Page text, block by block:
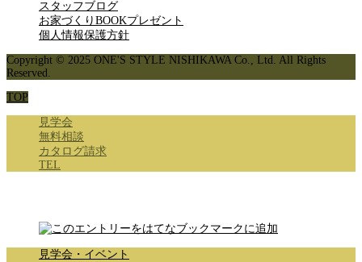
スタッフブログ
お家づくりBOOKプレゼント
個人情報保護方針
Copyright © 2025 ONE'S STYLE NISHIKAWA Co., Ltd. All Rights
Reserved.
TOP
見学会
無料相談
カタログ請求
TEL
見学会・イベント